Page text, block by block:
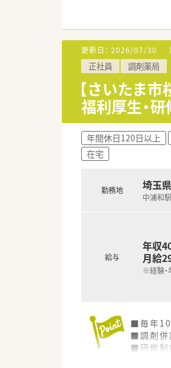
■全国
■M&A
■現場出
【勤務実
■全社平
■有給
■月初に
【職場環
■中途入
■ノルマ
更新日： 2026/07/30
正社員 調剤薬局
【さいたま
福利厚生・
年間休日120日以上
在宅
勤務地 埼玉
中浦和
給与
年収
月給
※経験・
■毎年
■調剤併
■研修制